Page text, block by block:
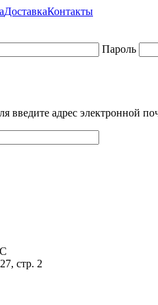
ДоставкаКонтакты
Пароль
введите адрес
стр. 2